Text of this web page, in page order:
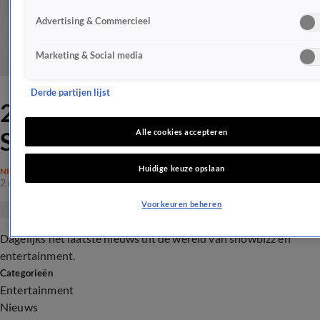
2 november 2019 -
Shownieuws - Late Editie
NIEUWS
2 nov 2019, 22:48
Dagelijks het laatste nieuws uit de wereld van showbizz en
entertainment.
Categorieën
Entertainment
Nieuws
Advertising & Commercieel
Marketing & Social media
Derde partijen lijst
Alle cookies accepteren
Huidige keuze opslaan
Voorkeuren beheren